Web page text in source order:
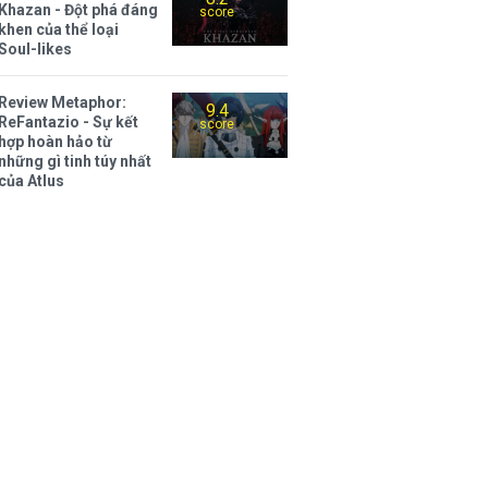
score
Khazan - Đột phá đáng
khen của thể loại
likes
9.4
score
Review Metaphor:
ReFantazio - Sự kết
hợp hoàn hảo từ
những gì tinh túy nhất
của Atlus